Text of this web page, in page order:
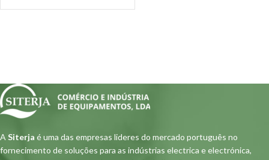
A Siterja é uma das empresas lideres do mercado português no
fornecimento de soluções para as indústrias electrica e electrónica,